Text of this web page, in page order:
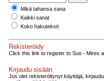
Mikä tahansa sana
Kaikki sanat
Koko hakuteksti
Rekisteröidy
Click this link to register to Suo - Mires
Kirjaudu sisään
Jos olet rekisteröitynyt käyttäjä,